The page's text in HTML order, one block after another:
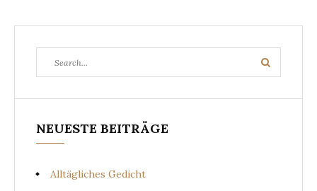
for:
Search
NEUESTE BEITRÄGE
Alltägliches Gedicht